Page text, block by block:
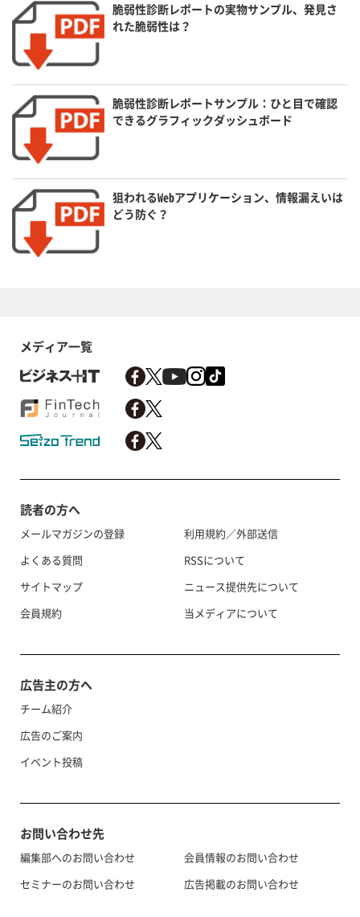
脆弱性診断レポートの実物サンプル、発見さ
れた脆弱性は？
脆弱性診断レポートサンプル：ひと目で確認
できるグラフィックダッシュボード
狙われるWebアプリケーション、情報漏えいは
どう防ぐ？
メディア一覧
読者の方へ
メールマガジンの登録
よくある質問
サイトマップ
会員規約
利用規約／外部送信
RSSについて
ニュース提供先について
当メディアについて
広告主の方へ
チーム紹介
広告のご案内
イベント投稿
お問い合わせ先
編集部へのお問い合わせ
セミナーのお問い合わせ
会員情報のお問い合わせ
広告掲載のお問い合わせ